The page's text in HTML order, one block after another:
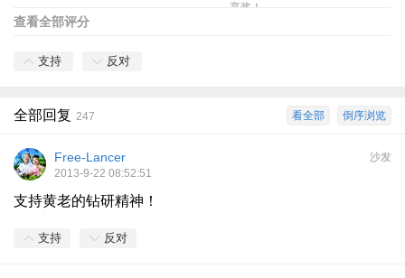
享奖！
查看全部评分
支持 反对
倒序浏览
看全部
全部回复 247
沙发
Free-Lancer
2013-9-22 08:52:51
支持黄老的钻研精神！
支持 反对